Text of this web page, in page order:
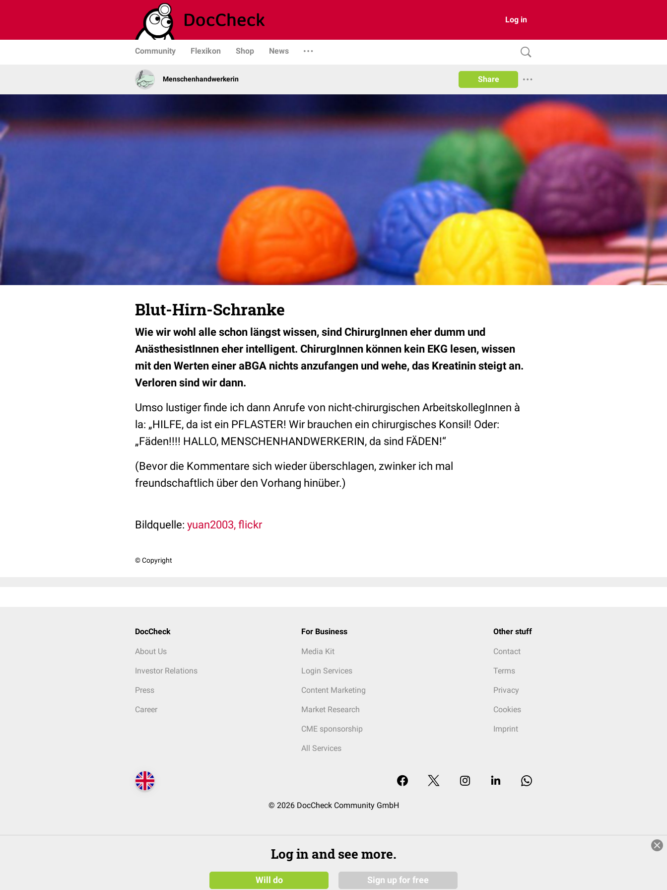
Log in
Community Flexikon Shop News
Menschenhandwerkerin Share
Blut-Hirn-Schranke
Wie wir wohl alle schon längst wissen, sind ChirurgInnen eher dumm und
AnästhesistInnen eher intelligent. ChirurgInnen können kein EKG lesen, wissen
mit den Werten einer aBGA nichts anzufangen und wehe, das Kreatinin steigt an.
Verloren sind wir dann.
Umso lustiger finde ich dann Anrufe von nicht-chirurgischen ArbeitskollegInnen à
la: „HILFE, da ist ein PFLASTER! Wir brauchen ein chirurgisches Konsil! Oder:
„Fäden!!!! HALLO, MENSCHENHANDWERKERIN, da sind FÄDEN!“
(Bevor die Kommentare sich wieder überschlagen, zwinker ich mal
freundschaftlich über den Vorhang hinüber.)
Bildquelle: yuan2003, flickr
© Copyright
DocCheck
About Us
Investor Relations
Press
Career
For Business
Media Kit
Login Services
Content Marketing
Market Research
CME sponsorship
All Services
Other stuff
Contact
Terms
Privacy
Cookies
Imprint
© 2026 DocCheck Community GmbH
Log in and see more.
Will do Sign up for free